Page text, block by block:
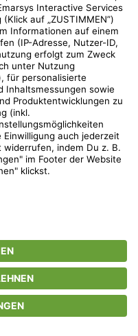
DatenschutzCompliance
ImpressumHelp Center